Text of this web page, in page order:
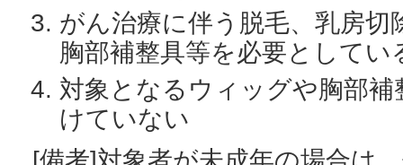
がん治療に伴う脱毛、乳房
胸部補整具等を必要としてい
対象となるウィッグや胸部
けていない